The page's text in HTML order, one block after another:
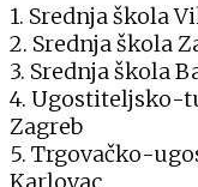
1. Srednja škola
2. Srednja škola
3. Srednja škola
4. Ugostiteljsko-
Zagreb
5. Trgovačko-